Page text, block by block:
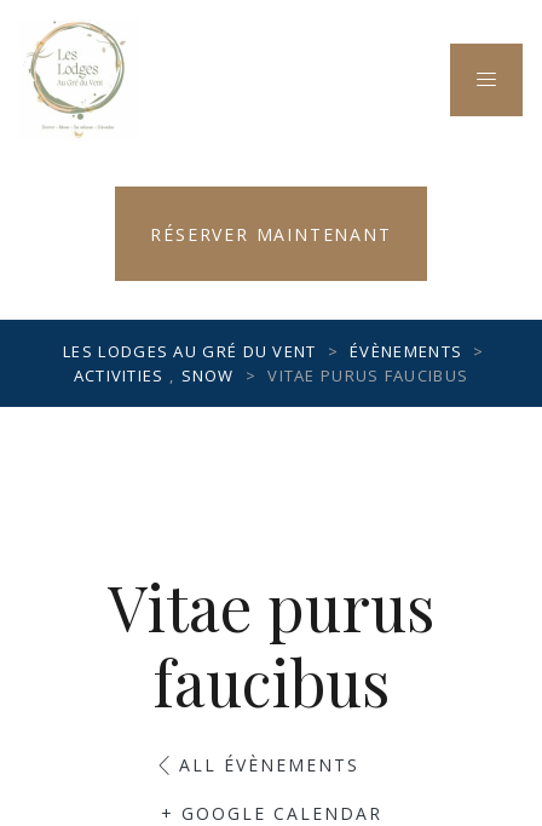
RÉSERVER MAINTENANT
LES LODGES AU GRÉ DU VENT > ÉVÈNEMENTS
>
ACTIVITIES , SNOW > VITAE PURUS FAUCIBUS
Vitae purus
faucibus
ALL ÉVÈNEMENTS
+ GOOGLE CALENDAR